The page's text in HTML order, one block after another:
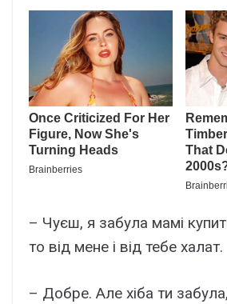
– Чуєш, я забула мамі
то від мене і від тебе халат.
– Добре. Але хіба ти